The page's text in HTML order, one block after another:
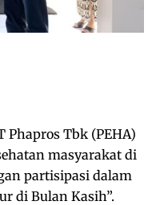
Phapros Tbk (PEHA)
masyarakat di
partisipasi dalam
di Bulan Kasih”.